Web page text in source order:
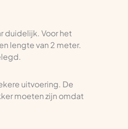
duidelijk. Voor het
lengte van 2 meter.
uitvoering. De
moeten zijn omdat